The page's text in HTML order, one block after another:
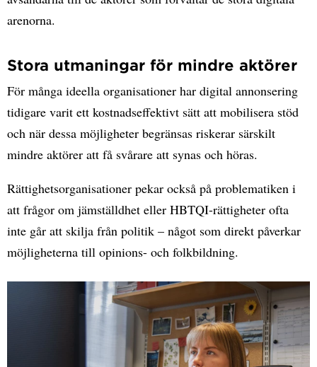
arenorna.
Stora utmaningar för mindre aktörer
För många ideella organisationer har digital annonsering
tidigare varit ett kostnadseffektivt sätt att mobilisera stöd
och när dessa möjligheter begränsas riskerar särskilt
mindre aktörer att få svårare att synas och höras.
Rättighetsorganisationer pekar också på problematiken i
att frågor om jämställdhet eller HBTQI-rättigheter ofta
inte går att skilja från politik – något som direkt påverkar
möjligheterna till opinions- och folkbildning.